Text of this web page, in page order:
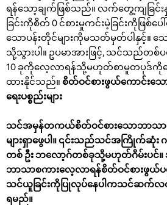
ရန်သော့ချက်ဖြစ်သည်။ လက်တွေ့ကျခြင်
ခြင်းကိုစိတ် 0 င်စားမှုကင်းမဲ့ခြင်းကိုဖြ
သောပန်းတိုင်များကိုမသတ်မှတ်ပါနှင့်။ သေ
သို့သွားပါ။ ဥပမာအားဖြင့်, သင်သည်တ
10 ခုကိုလေ့လာရန်သို့မဟုတ်စာမူတပုဒ်ကိုန
ထားနိုင်သည်။ စိတ်ဝင်စားဖွယ်ကောင်းသ
ရေးပစ္စည်းများ
သင်အမှန်တကယ်စိတ်ဝင်စားသောဘာသာစ
များရှာဖွေပါ။ ၎င်းသည်သင်အကြိုက်ဆုံး
တစ် ဦး ဘလော့ဂ်တစ်ခုသို့မဟုတ်ဂိမ်းပ
ဘာသာစကားလေ့လာရန်စိတ်ဝင်စားဖွယ်ပ
သင်ယူခြင်းကိုပြုလုပ်နေပါကသင်ဆက်လ
ရမည်။